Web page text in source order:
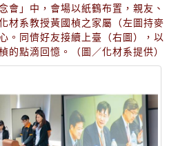
會」中，會場以紙鶴布置，親友、
材系教授黃國楨之家屬（左圖持麥
。同儕好友接續上臺（右圖），以
的點滴回憶。（圖／化材系提供）